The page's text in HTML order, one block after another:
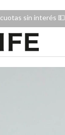
sin interés 💵